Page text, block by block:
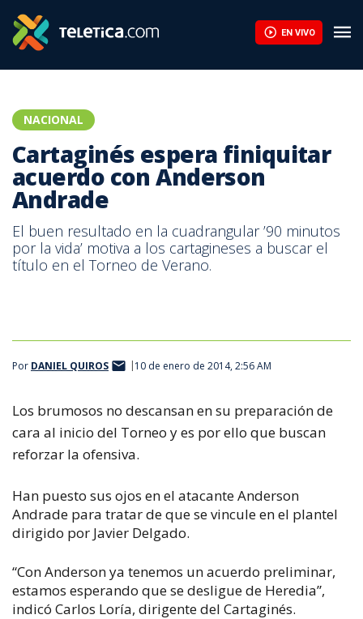
EN VIVO
NACIONAL
Cartaginés espera finiquitar
acuerdo con Anderson
Andrade
El buen resultado en la cuadrangular ’90 minutos
por la vida’ motiva a los cartagineses a buscar el
título en el Torneo de Verano.
Por DANIEL QUIROS 10 de enero de 2014, 2:56 AM
Los brumosos no descansan en su preparación de
cara al inicio del Torneo y es por ello que buscan
reforzar la ofensiva.
Han puesto sus ojos en el atacante Anderson
Andrade para tratar de que se vincule en el plantel
dirigido por Javier Delgado.
“Con Anderson ya tenemos un acuerdo preliminar,
estamos esperando que se desligue de Heredia”,
indicó Carlos Loría, dirigente del Cartaginés.